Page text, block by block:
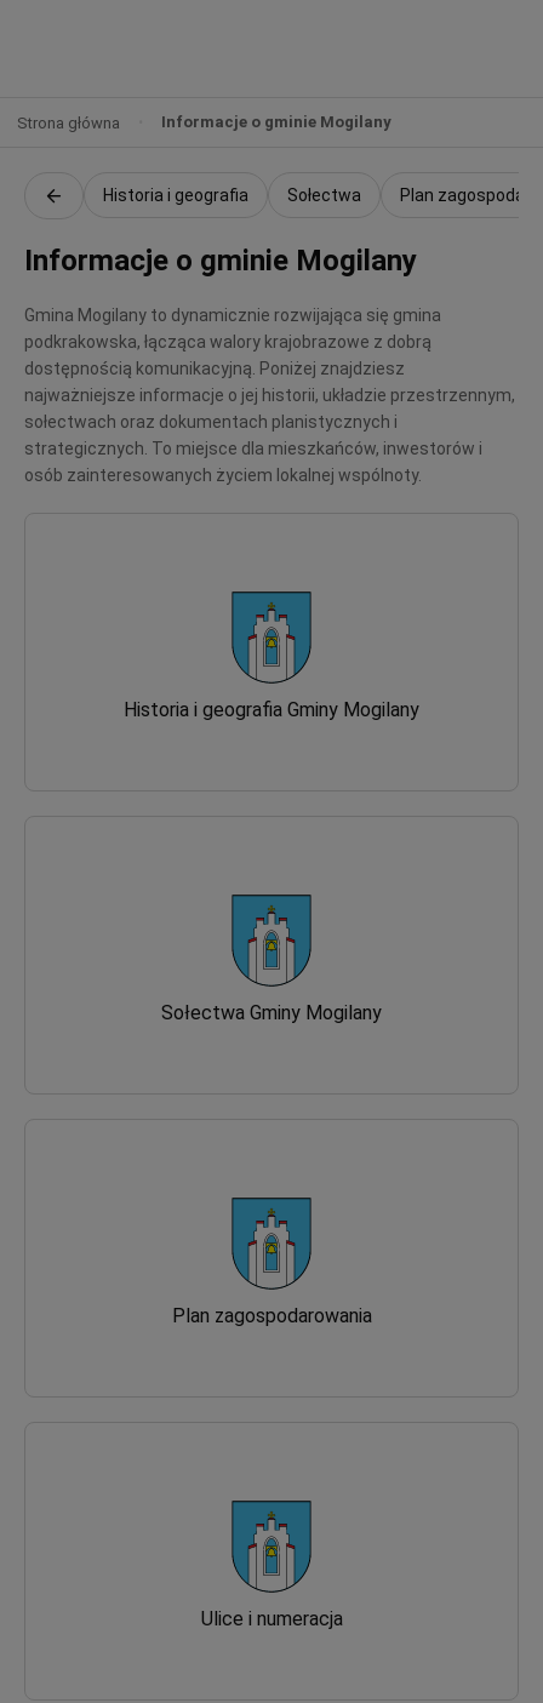
Strona główna Informacje o gminie Mogilany
Historia i geografia Sołectwa Plan
Informacje o gminie Mogilany
Gmina Mogilany to dynamicznie rozwijająca się gmina
podkrakowska, łącząca walory krajobrazowe z dobrą
dostępnością komunikacyjną. Poniżej znajdziesz
najważniejsze informacje o jej historii, układzie przestrzennym,
sołectwach oraz dokumentach planistycznych i
strategicznych. To miejsce dla mieszkańców, inwestorów i
osób zainteresowanych życiem lokalnej wspólnoty.
Historia i geografia Gminy Mogilany
Sołectwa Gminy Mogilany
Plan zagospodarowania
Ulice i numeracja